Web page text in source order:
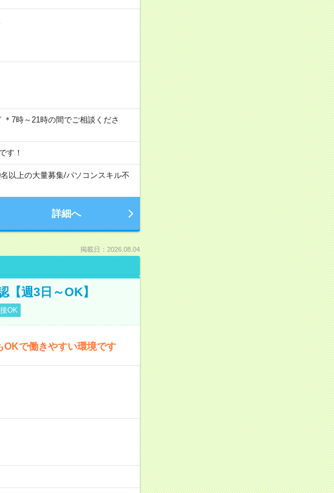
7時～21時の間でご相談くださ
す！
以上の大量募集/パソコンスキル不
詳細へ
掲載日：2026.08.04
【週3日～OK】
OK
で働きやすい環境です